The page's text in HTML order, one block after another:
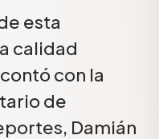
esta
calidad
con la
de
Damián